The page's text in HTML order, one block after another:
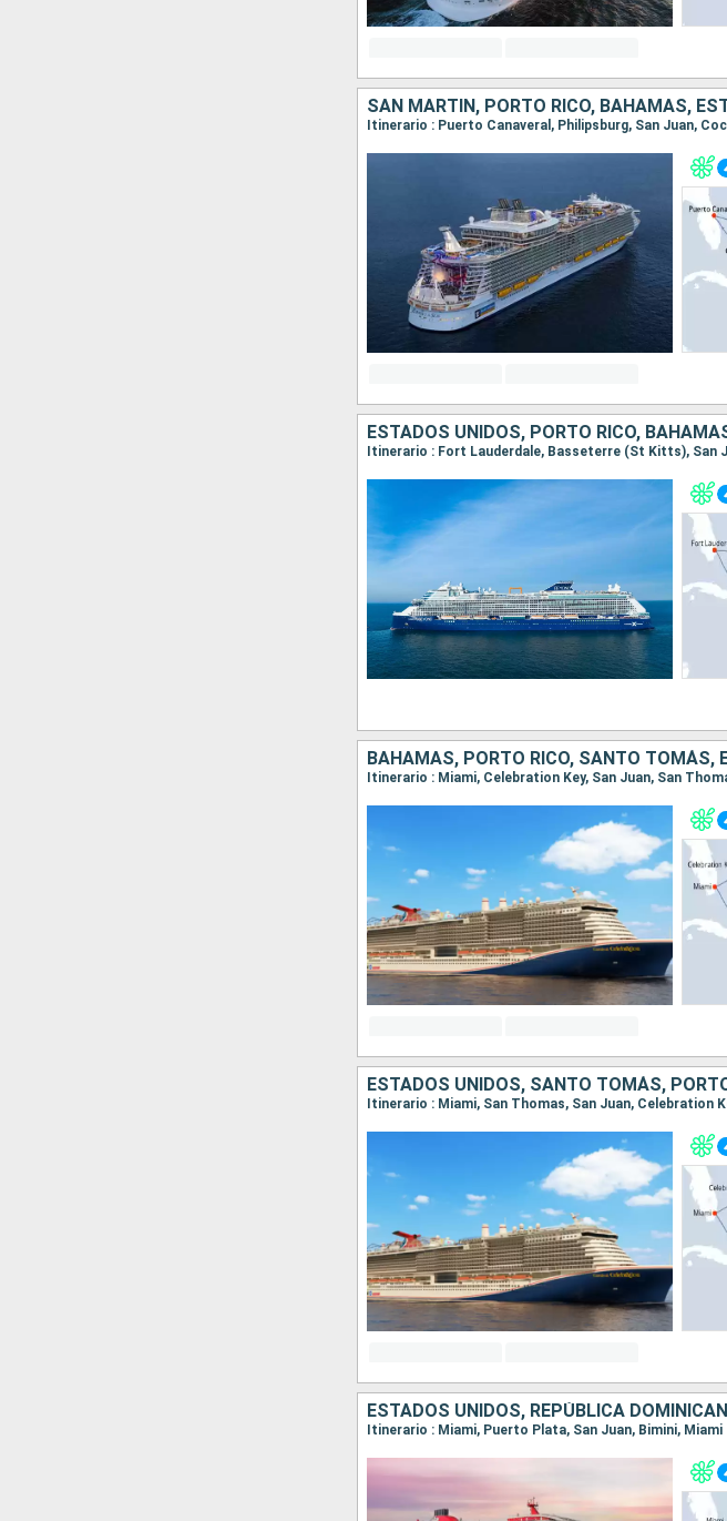
SAN MARTÍN, PORTO RICO, BAHAMAS,
Itinerario : Puerto Canaveral, Philipsburg, San Juan,
ESTADOS UNIDOS, PORTO RICO,
Itinerario : Fort Lauderdale, Basseterre (St Kitts), San
BAHAMAS, PORTO RICO, SANTO TOMÁS,
Itinerario : Miami, Celebration Key, San Juan, San
ESTADOS UNIDOS, SANTO TOMÁS,
Itinerario : Miami, San Thomas, San Juan, Celebration
ESTADOS UNIDOS, REPÚBLICA
Itinerario : Miami, Puerto Plata, San Juan, Bimini, Miami